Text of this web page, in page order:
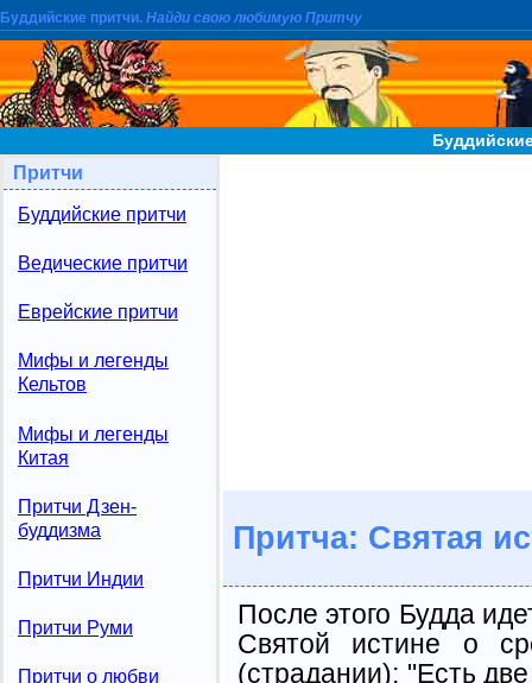
Буддийские притчи. Найди свою любимую Притчу
Притчи
Буддийские притчи
Ведические притчи
Еврейские притчи
Мифы и легенды
Кельтов
Мифы и легенды
Китая
Притчи Дзен-
буддизма
Притчи Индии
Притчи Руми
Притчи о любви
Притча: Святая
После этого Будда
Святой истине о
(страдании): "Есть